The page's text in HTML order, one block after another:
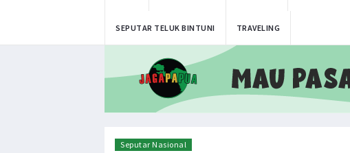
SEPUTAR TELUK BINTUNI TRAVELING
HEADLINENEWS
Seputar Nasional